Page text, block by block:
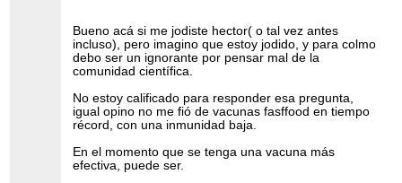
Bueno acá si me jodiste hector( o tal vez antes
incluso), pero imagino que estoy jodido, y para colmo
debo ser un ignorante por pensar mal de la
comunidad científica.
No estoy calificado para responder esa pregunta,
igual opino no me fió de vacunas fasffood en tiempo
récord, con una inmunidad baja.
En el momento que se tenga una vacuna más
efectiva, puede ser.